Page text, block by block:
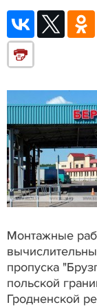
Монтажные
пропуска
польской
Гродненской